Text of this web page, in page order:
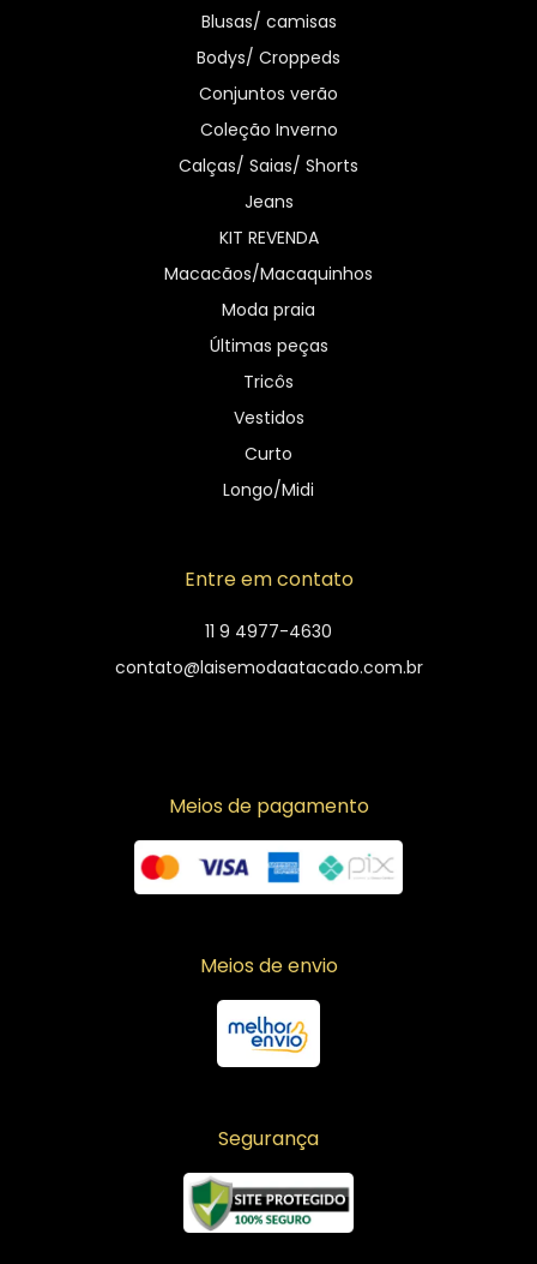
Blusas/ camisas
Bodys/ Croppeds
Conjuntos verão
Coleção Inverno
Calças/ Saias/ Shorts
Jeans
KIT REVENDA
Macacãos/Macaquinhos
Moda praia
Últimas peças
Tricôs
Vestidos
Curto
Longo/Midi
Entre em contato
11 9 4977-4630
contato@laisemodaatacado.com.br
Meios de pagamento
Meios de envio
Segurança